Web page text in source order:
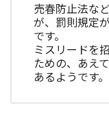
売春防止法な
が、罰則規定
です。
ミスリードを
ための、あえ
あるようです。